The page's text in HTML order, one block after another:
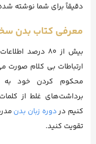
دقیقاً برای شما نوشته
معرفی کتاب بدن
بیش از ۸۰
ارتباطات بی کلام صورت
محکوم کردن خود به
برداشت‌های غلط از
کنیم دردوره زبان بدن
تقویت کنید.